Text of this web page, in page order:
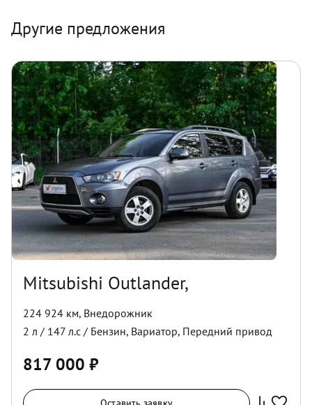
Другие предложения
Mitsubishi Outlander,
224 924 км, Внедорожник
2 л / 147 л.с / Бензин, Вариатор, Передний привод
817 000 ₽